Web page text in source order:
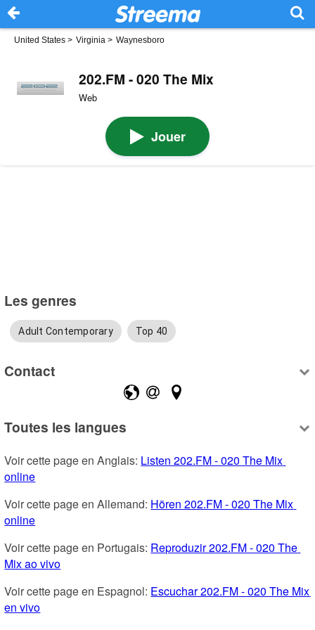
United States > Virginia > Waynesboro
202.FM - 020 The Mix
Web
Jouer
Les genres
Adult Contemporary Top 40
Contact
Toutes les langues
Voir cette page en Anglais: Listen 202.FM - 020 The Mix
online
Voir cette page en Allemand: Hören 202.FM - 020 The Mix
online
Voir cette page en Portugais: Reproduzir 202.FM - 020 The
Mix ao vivo
Voir cette page en Espagnol: Escuchar 202.FM - 020 The Mix
en vivo